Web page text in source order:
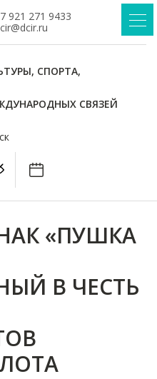
921 271 9433
СПОРТА,
СВЯЗЕЙ
«ПУШКА
В ЧЕСТЬ